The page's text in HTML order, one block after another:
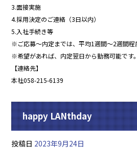
3.面接実施
4.採用決定のご連絡（3日以内）
5.入社手続き等
※ご応募〜内定までは、平均1週間〜2週間程
※希望があれば、内定翌日から勤務可能です。
【連絡先】
本社058-215-6139
happy LANthday
投稿日 2023年9月24日